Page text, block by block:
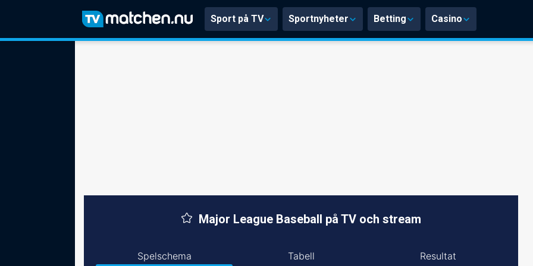
Sport på TV Sportnyheter Betting Casino
Major League Baseball på TV och stream
Spelschema Tabell Resultat